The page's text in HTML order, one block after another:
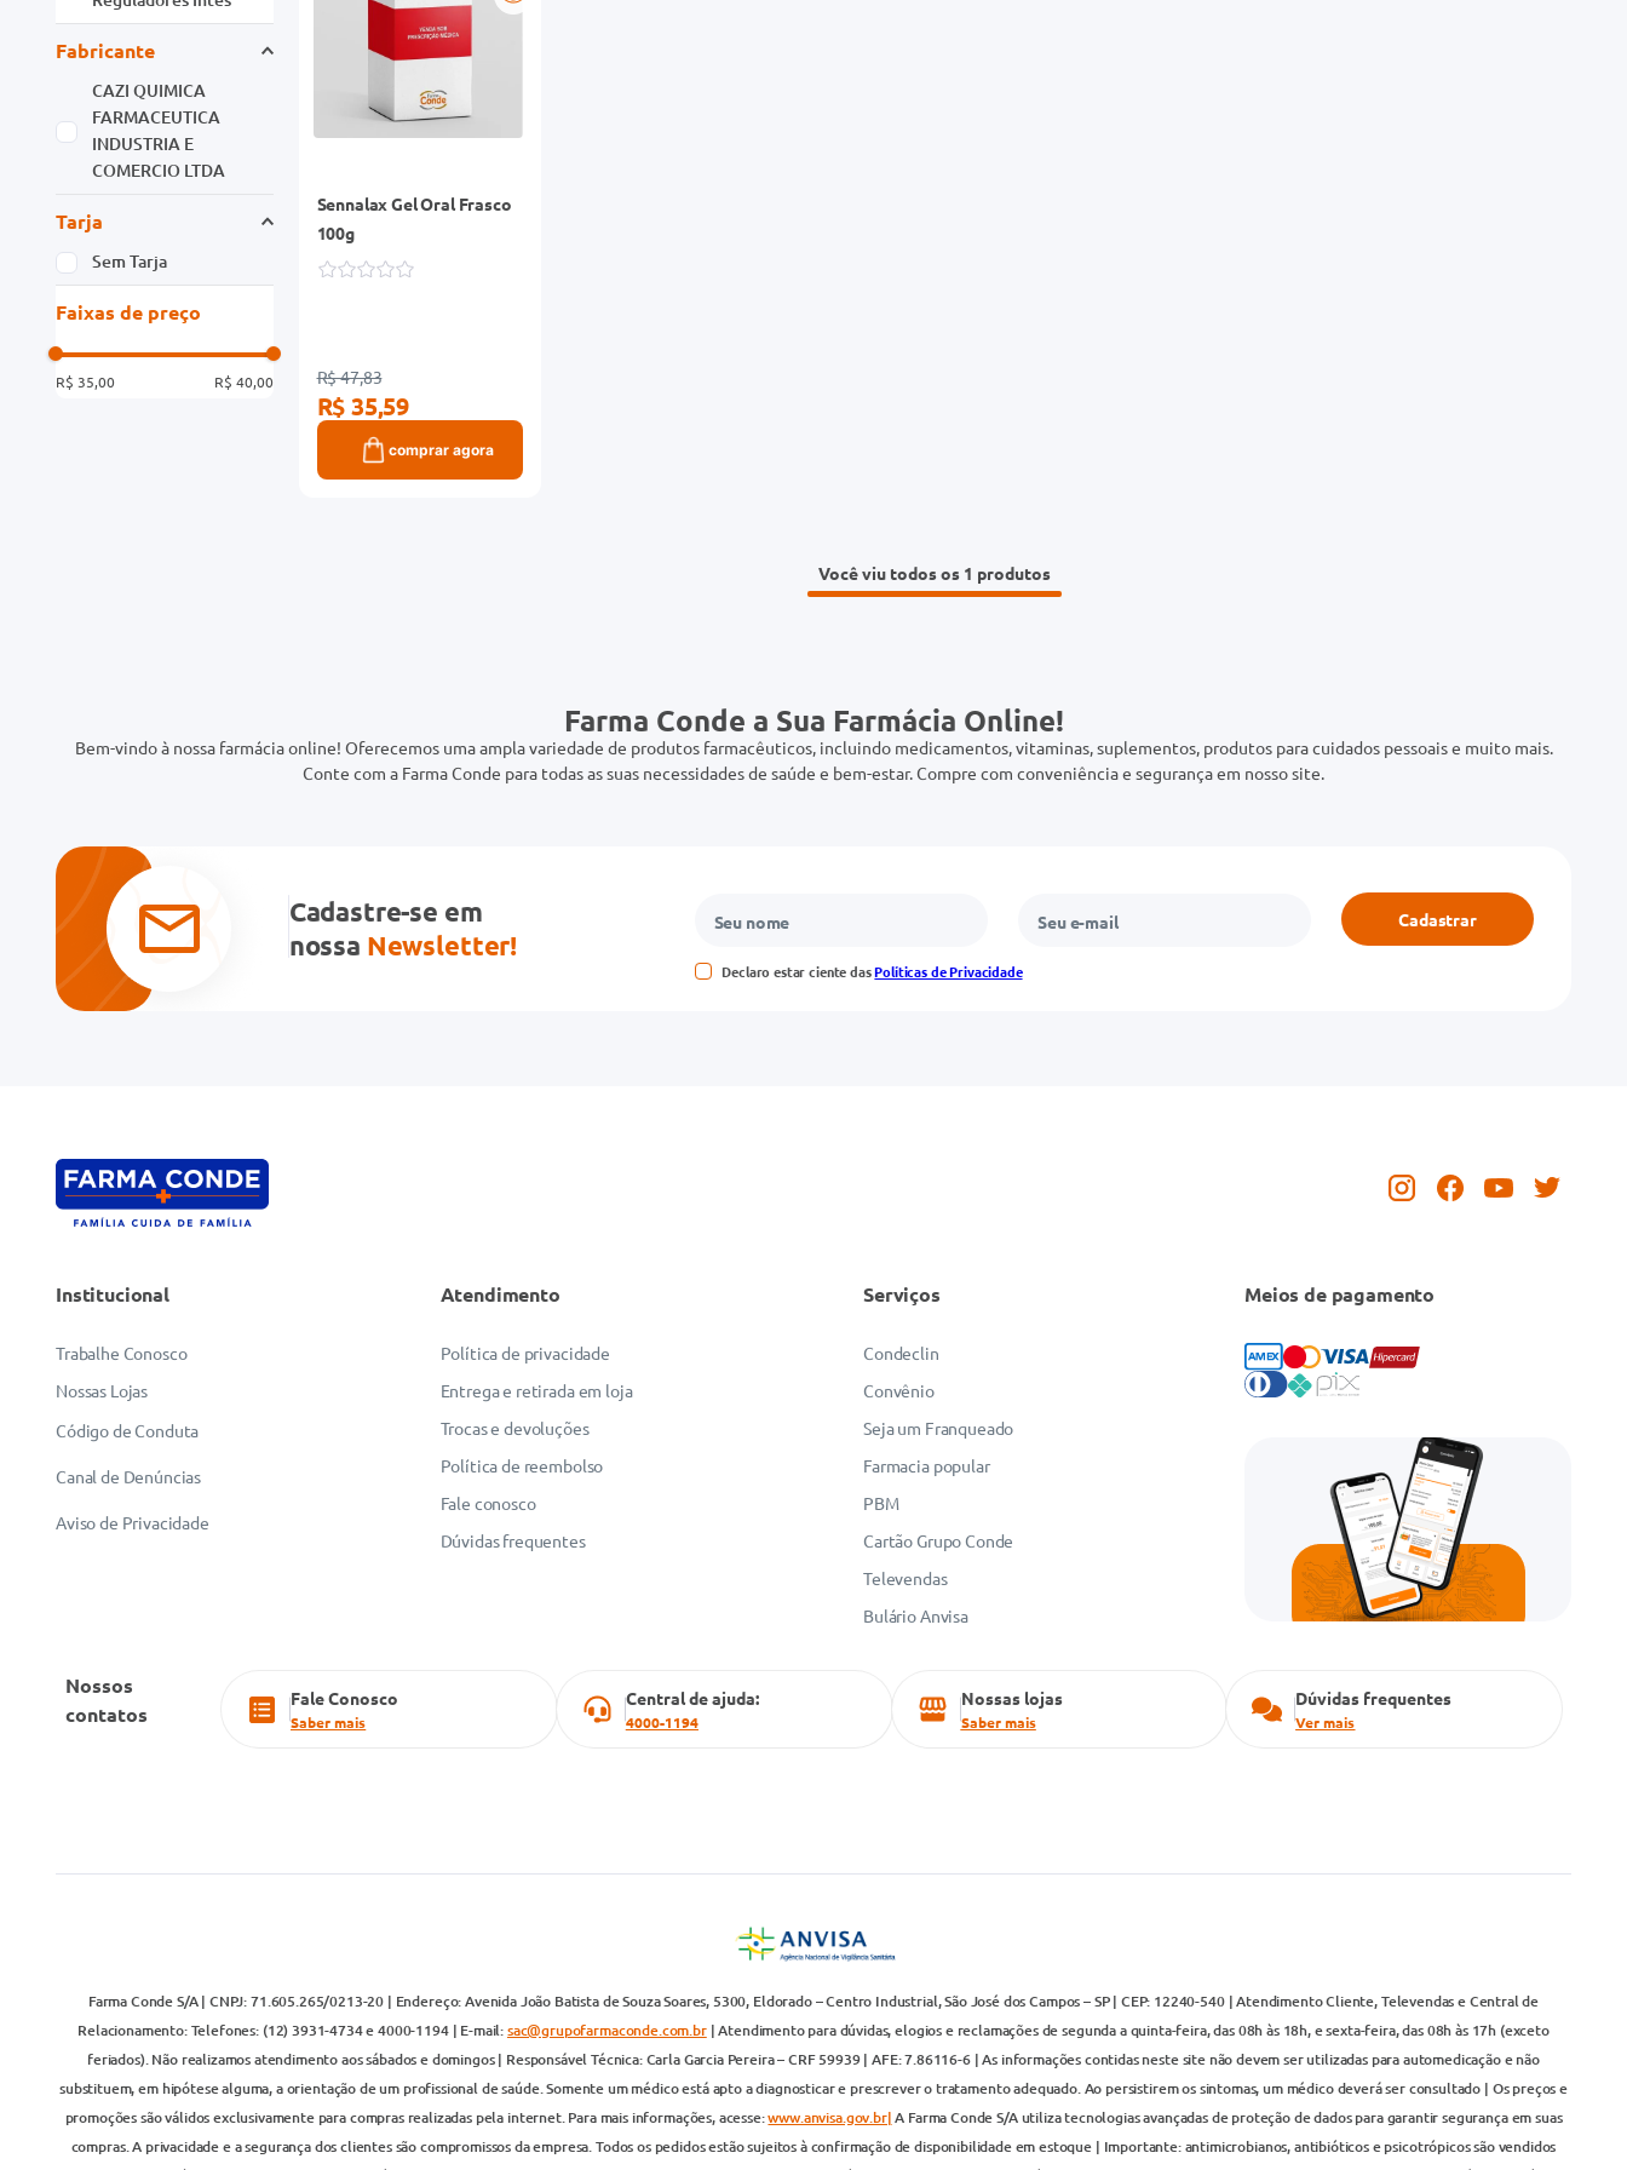
Fabricante
CAZI QUIMICA
FARMACEUTICA
INDUSTRIA E
COMERCIO LTDA
Tarja
Sem Tarja
Faixas de preço
R$ 35,00 R$ 40,00
Sennalax Gel Oral Frasco
100g
R$ 47,83
R$ 35,59
comprar agora
Você viu todos os 1
Farma Conde a Sua Farmácia Online!
Bem-vindo à nossa farmácia online! Oferecemos uma ampla variedade de produtos farmacêuticos, incluindo medicamentos, vitaminas, suplementos, produtos para cuidados pessoais e muito mais.
Conte com a Farma Conde para todas as suas necessidades de saúde e bem-estar. Compre com conveniência e segurança em nosso site.
Cadastre-se em
nossa Newsletter!
Declaro estar ciente dasPolíticas de Privacidade
Cadastrar
Institucional
Trabalhe Conosco
Nossas Lojas
Código de Conduta
Canal de Denúncias
Aviso de Privacidade
Atendimento
Política de privacidade
Entrega e retirada em loja
Trocas e devoluções
Política de reembolso
Fale conosco
Dúvidas frequentes
Serviços
Condeclin
Convênio
Seja um Franqueado
Farmacia popular
PBM
Cartão Grupo Conde
Televendas
Bulário Anvisa
Meios de pagamento
Nossos
contatos
Fale Conosco
Saber mais
Central de ajuda:
4000-1194
Nossas lojas
Saber mais
Dúvidas frequentes
Ver mais
Farma Conde S/A | CNPJ: 71.605.265/0213-20 | Endereço: Avenida João Batista de Souza Soares, 5300, Eldorado – Centro Industrial, São José dos Campos – SP | CEP: 12240-540 | Atendimento Cliente, Televendas e Central de
Relacionamento: Telefones: (12) 3931-4734 e 4000-1194 | E-mail:sac@grupofarmaconde.com.br| Atendimento para dúvidas, elogios e reclamações de segunda a quinta-feira, das 08h às 18h, e sexta-feira, das 08h às 17h (exceto
feriados). Não realizamos atendimento aos sábados e domingos | Responsável Técnica: Carla Garcia Pereira – CRF 59939 | AFE: 7.86116-6 | As informações contidas neste site não devem ser utilizadas para automedicação e não
substituem, em hipótese alguma, a orientação de um profissional de saúde. Somente um médico está apto a diagnosticar e prescrever o tratamento adequado. Ao persistirem os sintomas, um médico deverá ser consultado | Os preços e
promoções são válidos exclusivamente para compras realizadas pela internet. Para mais informações, acesse:www.anvisa.gov.br|A Farma Conde S/A utiliza tecnologias avançadas de proteção de dados para garantir segurança em suas
compras. A privacidade e a segurança dos clientes são compromissos da empresa. Todos os pedidos estão sujeitos à confirmação de disponibilidade em estoque | Importante: antimicrobianos, antibióticos e psicotrópicos são vendidos